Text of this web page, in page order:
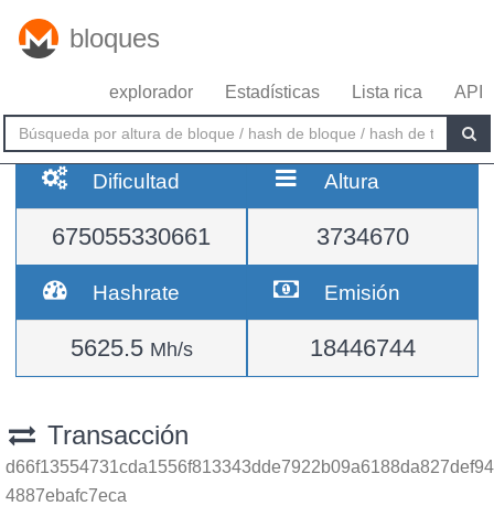
bloques
explorador Estadísticas Lista rica API
Dificultad
675055330661
Altura
3734670
Hashrate
5625.5 Mh/s
Emisión
18446744
Transacción
d66f13554731cda1556f813343dde7922b09a6188da827def94
4887ebafc7eca